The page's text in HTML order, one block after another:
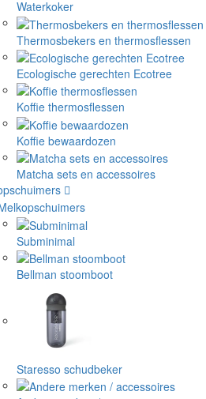
Waterkoker
Thermosbekers en thermosflessen
Ecologische gerechten Ecotree
Koffie thermosflessen
Koffie bewaardozen
Matcha sets en accessoires
Subminimal
Bellman stoomboot
Staresso schudbeker